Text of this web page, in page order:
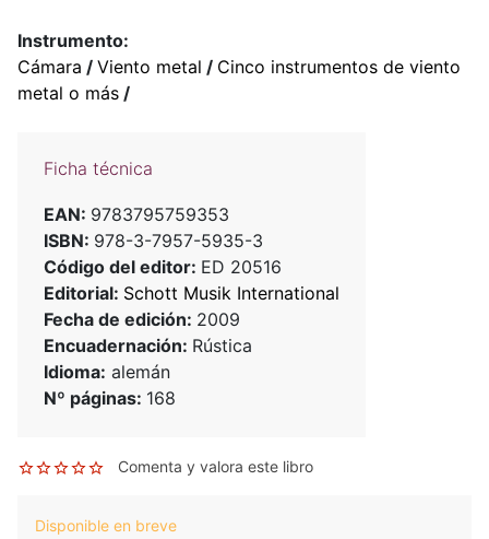
Instrumento:
Cámara / Viento metal / Cinco instrumentos de viento
metal o más /
Ficha técnica
EAN: 9783795759353
ISBN: 978-3-7957-5935-3
Código del editor: ED 20516
Editorial: Schott Musik International
Fecha de edición: 2009
Encuadernación: Rústica
Idioma: alemán
Nº páginas: 168
Comenta y valora este libro
Disponible en breve